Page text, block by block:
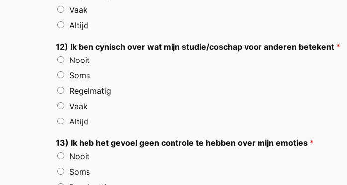
Vaak
Altijd
12) Ik ben cynisch over wat mijn studie/coschap voor anderen betekent *
Nooit
Soms
Regelmatig
Vaak
Altijd
13) Ik heb het gevoel geen controle te hebben over mijn emoties *
Nooit
Soms